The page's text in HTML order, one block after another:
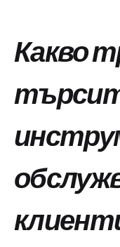
Какво